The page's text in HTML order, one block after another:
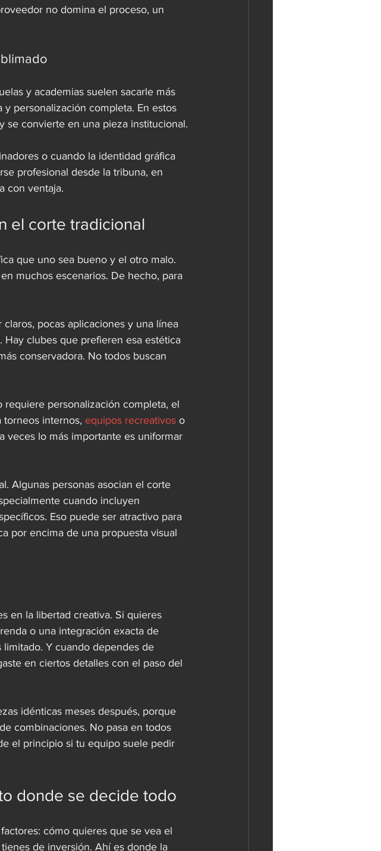
no domina el proceso, un
y academias suelen sacarle más
personalización completa. En estos
se convierte en una pieza institucional.
o cuando la identidad gráfica
profesional desde la tribuna, en
con ventaja.
el corte tradicional
que uno sea bueno y el otro malo.
muchos escenarios. De hecho, para
pocas aplicaciones y una línea
clubes que prefieren esa estética
conservadora. No todos buscan
personalización completa, el
torneos internos, equipos recreativos o
veces lo más importante es uniformar
Algunas personas asocian el corte
cuando incluyen
Eso puede ser atractivo para
por encima de una propuesta visual
en la libertad creativa. Si quieres
o una integración exacta de
Y cuando dependes de
en ciertos detalles con el paso del
idénticas meses después, porque
combinaciones. No pasa en todos
el principio si tu equipo suele pedir
donde se decide todo
cómo quieres que se vea el
de inversión. Ahí es donde la